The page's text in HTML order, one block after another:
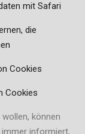
mit Safari
die
Cookies
Cookies
können
informiert,